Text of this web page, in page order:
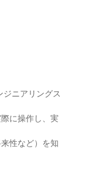
ニアリングス
に操作し、実
性など）を知